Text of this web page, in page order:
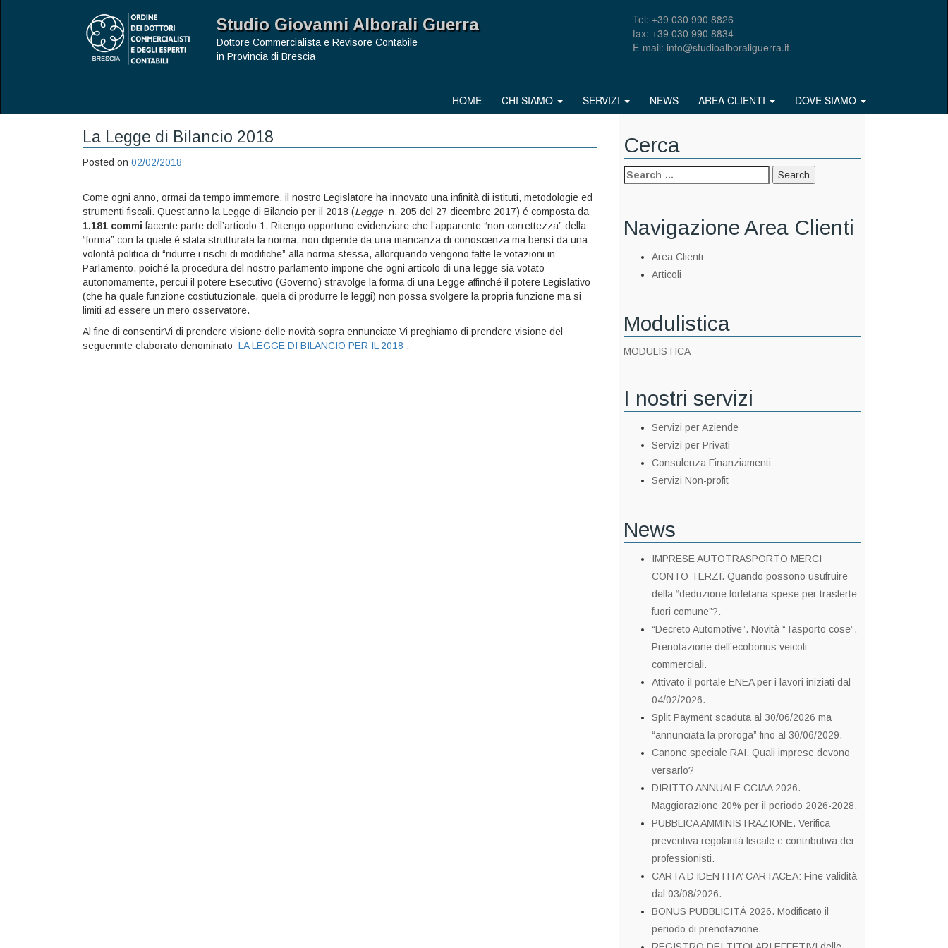
Studio Giovanni Alborali Guerra
Dottore Commercialista e Revisore Contabile
in Provincia di Brescia
Tel: +39 030 990 8826
fax: +39 030 990 8834
E-mail: info@studioalboraliguerra.it
HOME CHI SIAMO SERVIZI NEWS AREA CLIENTI DOVE SIAMO
La Legge di Bilancio 2018
Posted on 02/02/2018
Come ogni anno, ormai da tempo immemore, il nostro Legislatore ha innovato una infinità di istituti, metodologie ed
strumenti fiscali. Quest’anno la Legge di Bilancio per il 2018 (Legge n. 205 del 27 dicembre 2017) é composta da
1.181 commi facente parte dell’articolo 1. Ritengo opportuno evidenziare che l’apparente “non correttezza” della
“forma” con la quale é stata strutturata la norma, non dipende da una mancanza di conoscenza ma bensì da una
volontà politica di “ridurre i rischi di modifiche” alla norma stessa, allorquando vengono fatte le votazioni in
Parlamento, poiché la procedura del nostro parlamento impone che ogni articolo di una legge sia votato
autonomamente, percui il potere Esecutivo (Governo) stravolge la forma di una Legge affinché il potere Legislativo
(che ha quale funzione costiutuzionale, quela di produrre le leggi) non possa svolgere la propria funzione ma si
limiti ad essere un mero osservatore.
Al fine di consentirVi di prendere visione delle novità sopra ennunciate Vi preghiamo di prendere visione del
seguenmte elaborato denominato LA LEGGE DI BILANCIO PER IL 2018 .
Cerca
Navigazione Area Clienti
Area Clienti
Articoli
Modulistica
MODULISTICA
I nostri servizi
Servizi per Aziende
Servizi per Privati
Consulenza Finanziamenti
Servizi Non-profit
News
IMPRESE AUTOTRASPORTO MERCI
CONTO TERZI. Quando possono usufruire
della “deduzione forfetaria spese per trasferte
fuori comune”?.
“Decreto Automotive”. Novità “Tasporto cose”.
Prenotazione dell’ecobonus veicoli
commerciali.
Attivato il portale ENEA per i lavori iniziati dal
04/02/2026.
Split Payment scaduta al 30/06/2026 ma
“annunciata la proroga” fino al 30/06/2029.
Canone speciale RAI. Quali imprese devono
versarlo?
DIRITTO ANNUALE CCIAA 2026.
Maggiorazione 20% per il periodo 2026-2028.
PUBBLICA AMMINISTRAZIONE. Verifica
preventiva regolarità fiscale e contributiva dei
professionisti.
CARTA D’IDENTITA’ CARTACEA: Fine validità
dal 03/08/2026.
BONUS PUBBLICITÀ 2026. Modificato il
periodo di prenotazione.